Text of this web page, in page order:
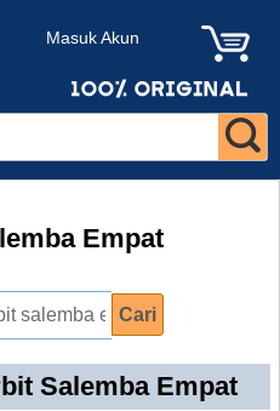
Masuk Akun
Empat
Salemba Empat